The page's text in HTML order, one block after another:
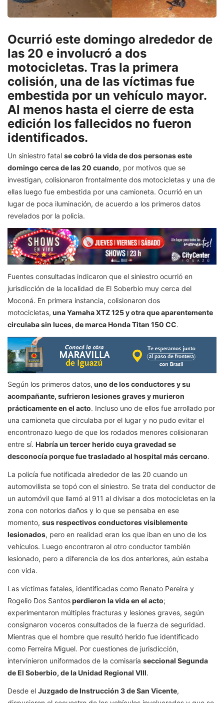
Ocurrió este domingo alrededor de
las 20 e involucró a dos
motocicletas. Tras la primera
colisión, una de las víctimas fue
embestida por un vehículo mayor.
Al menos hasta el cierre de esta
edición los fallecidos no fueron
identificados.
Un siniestro fatal se cobró la vida de dos personas este
domingo cerca de las 20 cuando, por motivos que se
investigan, colisionaron frontalmente dos motocicletas y una de
ellas luego fue embestida por una camioneta. Ocurrió en un
lugar de poca iluminación, de acuerdo a los primeros datos
revelados por la policía.
Fuentes consultadas indicaron que el siniestro ocurrió en
jurisdicción de la localidad de El Soberbio muy cerca del
Moconá. En primera instancia, colisionaron dos
motocicletas, una Yamaha XTZ 125 y otra que aparentemente
circulaba sin luces, de marca Honda Titan 150 CC.
Según los primeros datos, uno de los conductores y su
acompañante, sufrieron lesiones graves y murieron
prácticamente en el acto. Incluso uno de ellos fue arrollado por
una camioneta que circulaba por el lugar y no pudo evitar el
encontronazo luego de que los rodados menores colisionaran
entre sí. Habría un tercer herido cuya gravedad se
desconocía porque fue trasladado al hospital más cercano.
La policía fue notificada alrededor de las 20 cuando un
automovilista se topó con el siniestro. Se trata del conductor de
un automóvil que llamó al 911 al divisar a dos motocicletas en la
zona con notorios daños y lo que se pensaba en ese
momento, sus respectivos conductores visiblemente
lesionados, pero en realidad eran los que iban en uno de los
vehículos. Luego encontraron al otro conductor también
lesionado, pero a diferencia de los dos anteriores, aún estaba
con vida.
Las víctimas fatales, identificadas como Renato Pereira y
Rogelio Dos Santosperdieron la vida en el acto;
experimentaron múltiples fracturas y lesiones graves, según
consignaron voceros consultados de la fuerza de seguridad.
Mientras que el hombre que resultó herido fue identificado
como Ferreira Miguel. Por cuestiones de jurisdicción,
intervinieron uniformados de la comisaría seccional Segunda
de El Soberbio, de la Unidad Regional VIII.
Desde el Juzgado de Instrucción 3 de San Vicente,